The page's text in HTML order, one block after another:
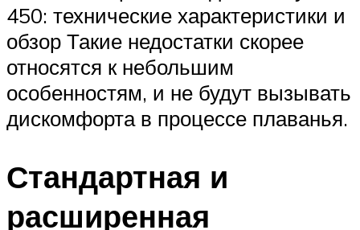
450: технические характеристики и
обзор Такие недостатки скорее
относятся к небольшим
особенностям, и не будут вызывать
дискомфорта в процессе плаванья.
Стандартная и
расширенная